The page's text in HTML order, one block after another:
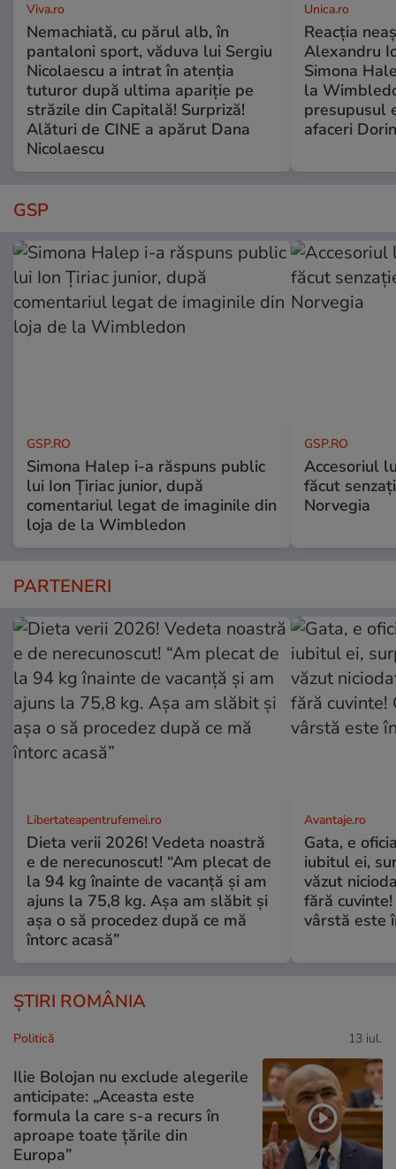
Viva.ro
Nemachiată, cu părul alb, în
pantaloni sport, văduva lui Sergiu
Nicolaescu a intrat în atenția
tuturor după ultima apariție pe
străzile din Capitală! Surpriză!
Alături de CINE a apărut Dana
Nicolaescu
Unica.ro
Reacția
Alexandru
Simona
la
presupusul
afaceri
GSP
GSP.RO
Simona Halep i-a răspuns public
lui Ion Țiriac junior, după
comentariul legat de imaginile din
loja de la Wimbledon
GSP.RO
Accesoriul
făcut
Norvegia
PARTENERI
Libertateapentrufemei.ro
Dieta verii 2026! Vedeta noastră
e de nerecunoscut! “Am plecat de
la 94 kg înainte de vacanță și am
ajuns la 75,8 kg. Așa am slăbit și
așa o să procedez după ce mă
întorc acasă”
Avantaje.ro
Gata, e
iubitul ei,
văzut
fără
vârstă este
ȘTIRI ROMÂNIA
Politică 13 iul.
Ilie Bolojan nu exclude alegerile
anticipate: „Aceasta este
formula la care s-a recurs în
aproape toate ţările din
Europa”